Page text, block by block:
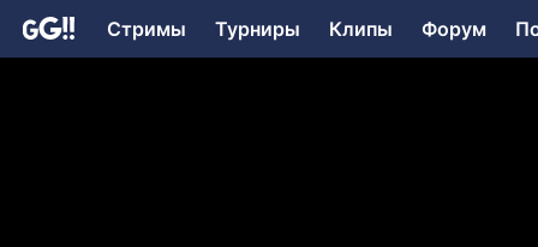
Стримы Турниры Клипы Форум